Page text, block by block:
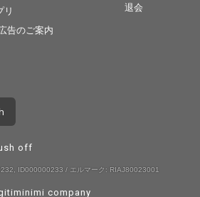
リ
告のご案内
退会
off
ID000000233 / エルマーク: RIAJ80023001
company